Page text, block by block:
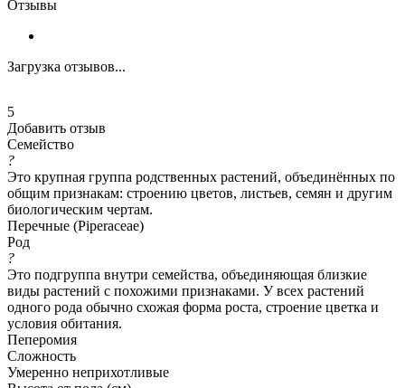
Отзывы
Загрузка отзывов...
5
Добавить отзыв
Семейство
?
Это крупная группа родственных растений, объединённых по
общим признакам: строению цветов, листьев, семян и другим
биологическим чертам.
Перечные (Piperaceae)
Род
?
Это подгруппа внутри семейства, объединяющая близкие
виды растений с похожими признаками. У всех растений
одного рода обычно схожая форма роста, строение цветка и
условия обитания.
Пеперомия
Сложность
Умеренно неприхотливые